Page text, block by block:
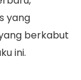
yang
berkabut
ini.